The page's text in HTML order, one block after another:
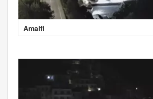
Amalfi